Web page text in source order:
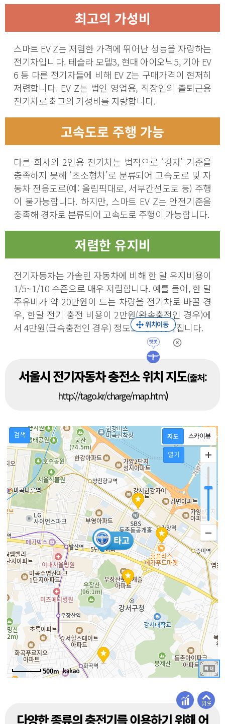
최고의 가성비
스마트 EV Z는 저렴한 가격에 뛰어난 성능을 자랑하는
전기차입니다. 테슬라 모델3, 현대 아이오닉5, 기아 EV
6 등 다른 전기차들에 비해 EV Z는 구매가격이 현저히
저렴합니다. EV Z는 법인 영업용, 직장인의 출퇴근용
전기차로 최고의 가성비를 자랑합니다.
고속도로 주행 가능
다른 회사의 2인용 전기차는 법적으로 ‘경차’ 기준을
충족하지 못해 ‘초소형차’로 분류되어 고속도로 및 자
동차 전용도로(예: 올림픽대로, 서부간선도로 등) 주행
이 불가능합니다. 하지만, 스마트 EV Z는 안전기준을
충족해 경차로 분류되어 고속도로 주행이 가능합니다.
저렴한 유지비
전기자동차는 가솔린 자동차에 비해 한 달 유지비용이
1/5~1/10 수준으로 매우 저렴합니다. 예를 들어, 한 달
주유비가 약 20만원이 드는 차량을 전기차로 바꿀 경
우, 한달 전기 충전 비용이 2만원(완속충전인 경우)에
서 4만원(급속충전인 경우) 정도로 대폭 낮아집니다.
서울시 전기자동차 충전소 위치 지도(출처:
http://tago.kr/charge/map.htm)
검색
열기
500m
다양한 종류의 충전기를 이용하기 위해 어